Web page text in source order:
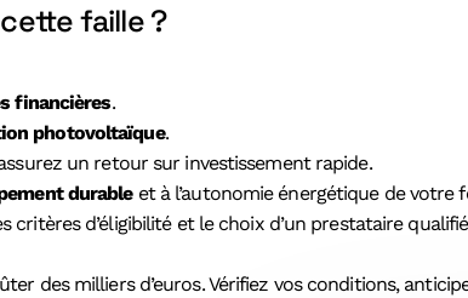
faille ?
financières.
photovoltaïque.
un retour sur investissement rapide.
durableet à l’autonomie énergétique de votre
critères d’éligibilité et le choix d’un prestataire
des milliers d’euros. Vérifiez vos conditions,